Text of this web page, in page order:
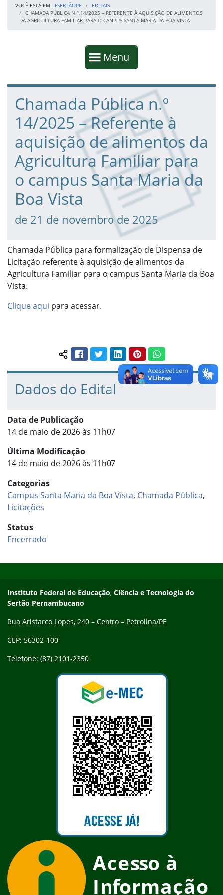
VOCÊ ESTÁ EM: IFSERTÃOPE
EDITAIS
CHAMADA PÚBLICA N.º 14/2025 – REFERENTE À AQUISIÇÃO DE ALIMENTOS
DA AGRICULTURA FAMILIAR PARA O CAMPUS SANTA MARIA DA BOA VISTA
Mostrar
Menu
Fim da navegação
Início do conteúdo
Chamada Pública n.º
14/2025 – Referente à
aquisição de alimentos da
Agricultura Familiar para
o campus Santa Maria da
Boa Vista
de 21 de novembro de 2025
Chamada Pública para formalização de Dispensa de
Licitação referente à aquisição de alimentos da
Agricultura Familiar para o campus Santa Maria da Boa
Vista.
Clique aqui para acessar.
Compartilhar conteúdo:
FacebookTwitterLinkedInPinterestWhatsApp
Dados do Edital
Data de Publicação
14 de maio de 2026 às 11h07
Última Modificação
14 de maio de 2026 às 11h07
Categorias
Campus Santa Maria da Boa Vista, Chamada Pública,
Licitações
Status
Encerrado
Endereço
Instituto Federal de Educação, Ciência e Tecnologia do
Sertão Pernambucano
Rua Aristarco Lopes, 240 – Centro – Petrolina/PE
CEP: 56302-100
Telefone: (87) 2101-2350